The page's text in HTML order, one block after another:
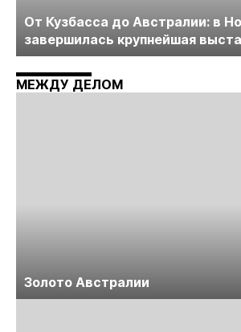
От Кузбасса до Австралии: в
завершилась крупнейшая
технологий «Недра России.
Майнинг»
МЕЖДУ ДЕЛОМ
Золото Австралии